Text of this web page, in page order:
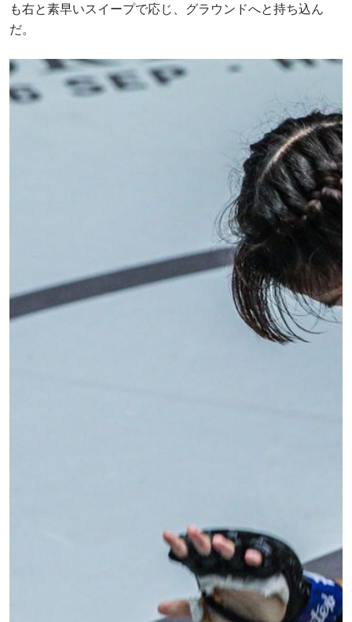
も右と素早いスイープで応じ、グラウンドへと持ち込ん
だ。